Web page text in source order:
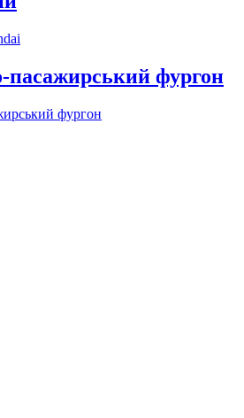
пасажирський фургон